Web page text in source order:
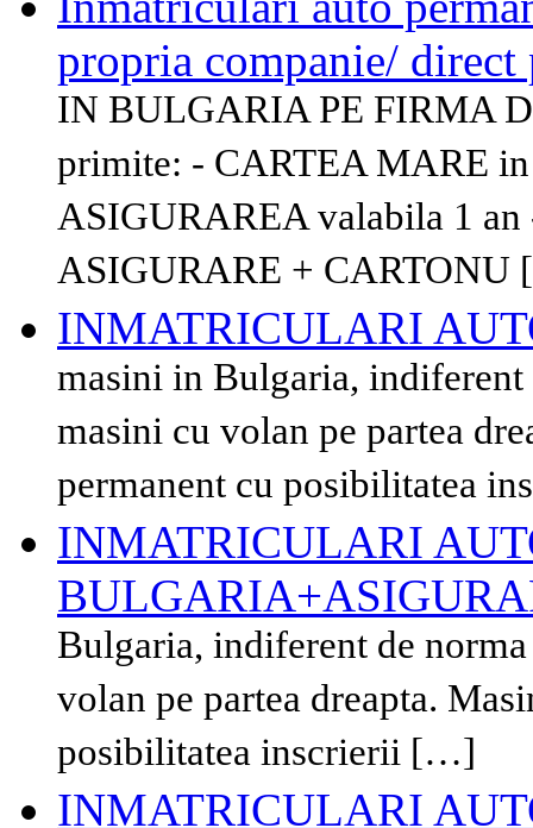
propria companie/ direct
IN BULGARIA PE FIRMA
primite: - CARTEA MARE
ASIGURAREA valabila 1
ASIGURARE +
INMATRICULARI
masini in Bulgaria,
masini cu volan pe partea
permanent cu posibilitatea
INMATRICULARI
Bulgaria, indiferent de
volan pe partea dreapta.
posibilitatea inscrierii […]
INMATRICULARI